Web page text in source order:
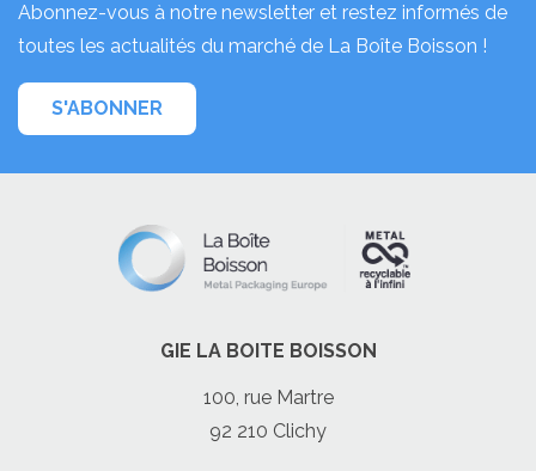
Abonnez-vous à notre newsletter et restez informés de
toutes les actualités du marché de La Boîte Boisson !
S'ABONNER
GIE LA BOITE BOISSON
100, rue Martre
92 210 Clichy